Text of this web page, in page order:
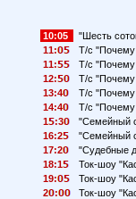
10:05
"Шесть
11:
Т/с
11:
Т/с
12:
Т/с
13:4
Т/с
14:4
Т/с
1
:3
"Семейный
16:2
"Семейный
17:2
"Судебные
18:1
Ток-шоу
19:
Ток-шоу
2
: Ток-шоу